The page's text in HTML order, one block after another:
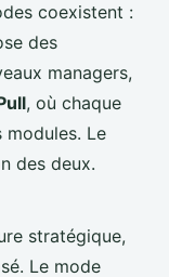
coexistent :
des
managers,
, où chaque
Le
des deux.
stratégique,
Le mode